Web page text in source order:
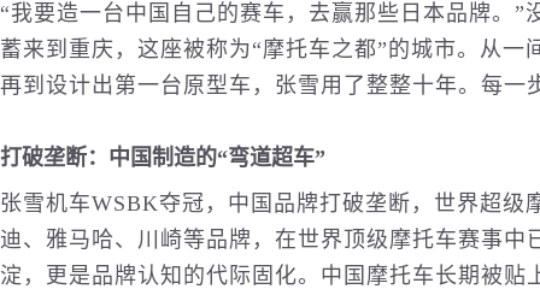
“我要造一台中国自己的赛车，去赢那些日本品牌。
蓄来到重庆，这座被称为“摩托车之都”的城市。从
再到设计出第一台原型车，张雪用了整整十年。每一
打破垄断：中国制造的“弯道超车”
张雪机车WSBK夺冠，中国品牌打破垄断，世界超级
迪、雅马哈、川崎等品牌，在世界顶级摩托车赛事
淀，更是品牌认知的代际固化。中国摩托车长期被贴